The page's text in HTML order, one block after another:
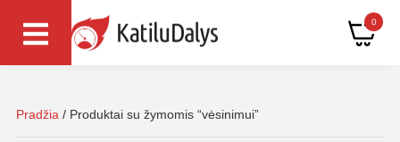
0
Pradžia / Produktai su žymomis “vėsinimui”